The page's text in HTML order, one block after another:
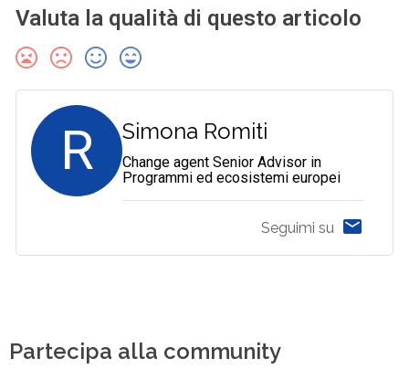
Valuta la qualità di questo articolo
R Simona Romiti
Change agent Senior Advisor in
Programmi ed ecosistemi europei
Seguimi su
Partecipa alla community